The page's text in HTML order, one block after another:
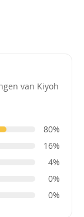
van Kiyoh
80%
16%
4%
0%
0%